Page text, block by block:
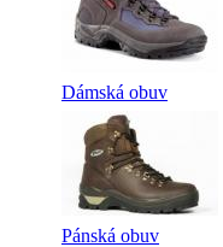
Dámská obuv
Pánská obuv